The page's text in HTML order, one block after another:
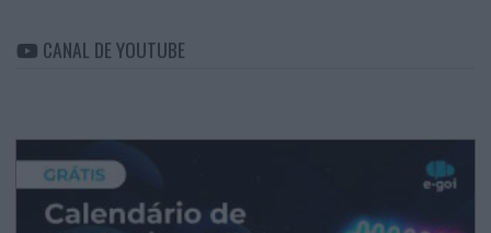
CANAL DE YOUTUBE